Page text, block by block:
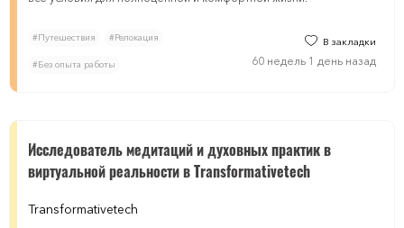
#Путешествия #Релокация
#Без опыта работы
В закладки
60 недель 1 день назад
Исследователь медитаций и духовных практик в
виртуальной реальности в Transformativetech
Transformativetech